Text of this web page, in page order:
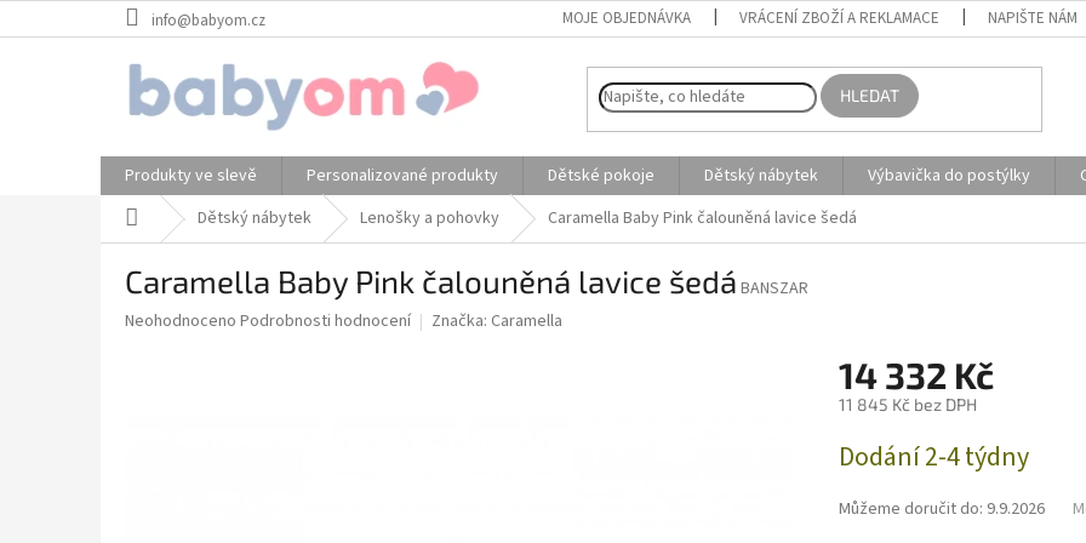
na
info@babyom.cz MOJE OBJEDNÁVKA VRÁCENÍ ZBOŽÍ A REKLAMACE NAPIŠTE NÁM
HLEDAT
Produkty ve slevě Personalizované produkty Dětské pokoje Dětský nábytek Výbavička do postýlky
Domů Dětský nábytek Lenošky a pohovky Caramella Baby Pink čalouněná lavice šedá
Caramella Baby Pink čalouněná lavice šedá BANSZAR
Průměrné
Neohodnoceno Podrobnosti hodnocení Značka: Caramella
14 332 Kč
11 845 Kč bez DPH
cena:
Dodání 2-4 týdny
Můžeme doručit do: 9.9.2026